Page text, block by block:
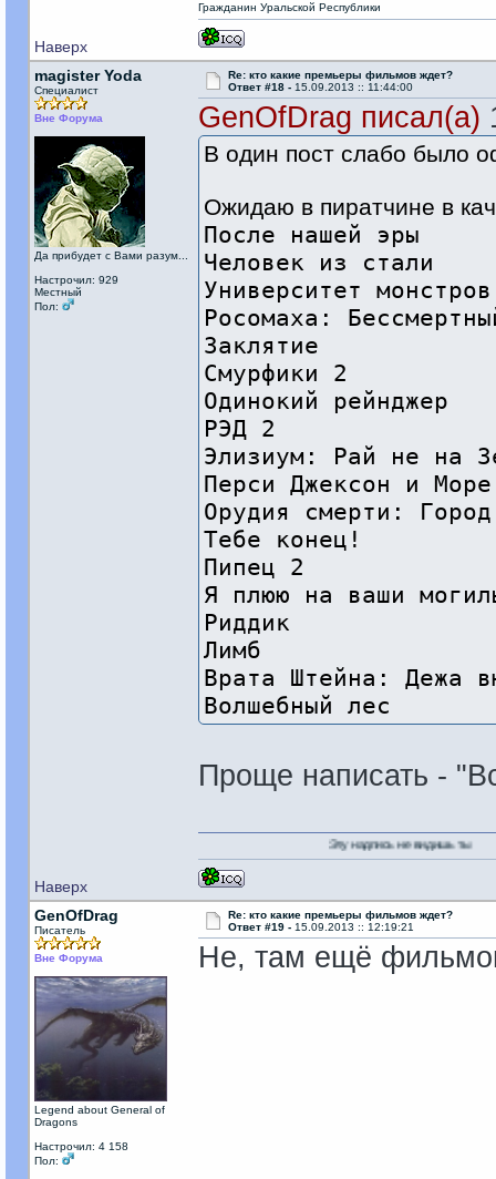
Наверх
Гражданин Уральской Республики
magister Yoda
Специалист
Вне Форума
Да прибудет с Вами разум...
Настрочил: 929
Местный
Пол:
Re: кто какие премьеры фильмов ждет?
Ответ #18 - 15.09.2013 :: 11:44:00
GenOfDrag писал(а)
В один пост слабо было
Ожидаю в пиратчине в
После нашей эры
Человек из стали
Университет монстров
Росомаха:
Заклятие
Смурфики 2
Одинокий рейнджер
РЭД 2
Элизиум: Рай не на
Перси Джексон и
Орудия смерти:
Тебе конец!
Пипец 2
Я плюю на ваши
Риддик
Лимб
Врата Штейна: Дежа
Волшебный лес
Проще написать -
Наверх
Эту надпись не видишь ты
GenOfDrag
Писатель
Вне Форума
Legend about General of
Dragons
Настрочил: 4 158
Пол:
Re: кто какие премьеры фильмов ждет?
Ответ #19 - 15.09.2013 :: 12:19:21
Не, там ещё